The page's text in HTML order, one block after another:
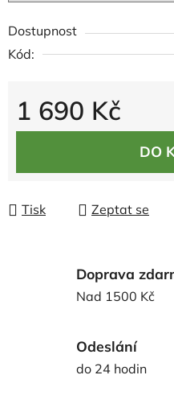
Dostupnost
Kód:
1 690 Kč
Měrná cena:
DO
Tisk Zeptat se
Doprava
Nad 1500 Kč
Odeslání
do 24 hodin